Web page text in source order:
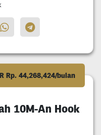
Rp. 44,268,424/bulan
10M-An Hook